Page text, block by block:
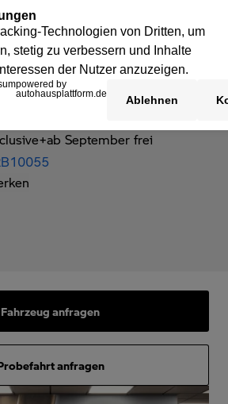
September frei
Fahrzeug anfragen
anfragen